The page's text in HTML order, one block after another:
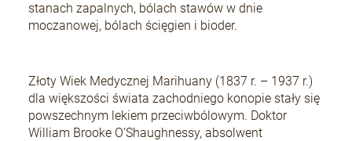
stanach zapalnych, bólach stawów w dnie
moczanowej, bólach ścięgien i bioder.
Złoty Wiek Medycznej Marihuany (1837 r. – 1937 r.)
dla większości świata zachodniego konopie stały się
powszechnym lekiem przeciwbólowym. Doktor
William Brooke O’Shaughnessy, absolwent